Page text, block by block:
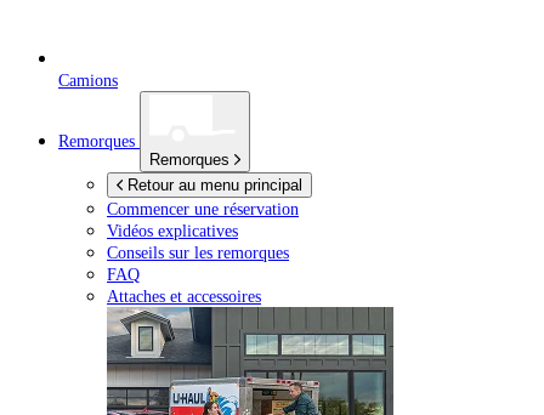
Camions
Remorques
Remorques
Retour au menu principal
Commencer une réservation
Vidéos explicatives
Conseils sur les remorques
FAQ
Attaches et accessoires